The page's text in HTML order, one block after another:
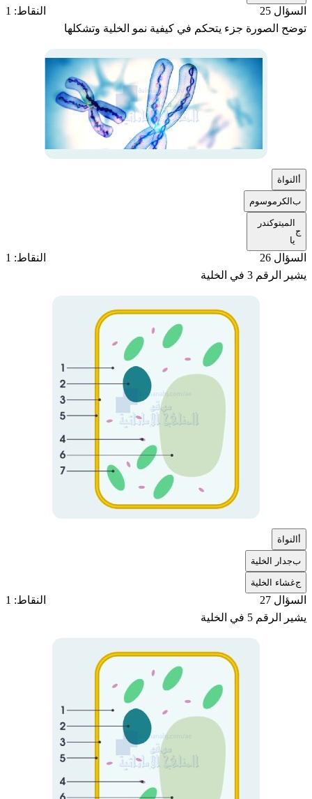
السؤال 25
النقاط: 1
توضح الصورة جزء يتحكم في كيفية نمو الخلية وتشكلها
النواة
بالكرموسوم
ج
الميتوكندر
يا
السؤال 26
النقاط: 1
يشير الرقم 3 في الخلية
النواة
بجدار الخلية
جغشاء الخلية
السؤال 27
النقاط: 1
يشير الرقم 5 في الخلية